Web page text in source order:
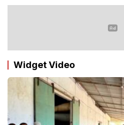
Widget Video